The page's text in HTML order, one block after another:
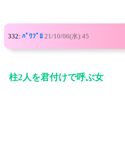
332: ﾊﾟﾜﾌﾟﾛ 21/10/06(水):45
柱2人を君付けで呼ぶ女